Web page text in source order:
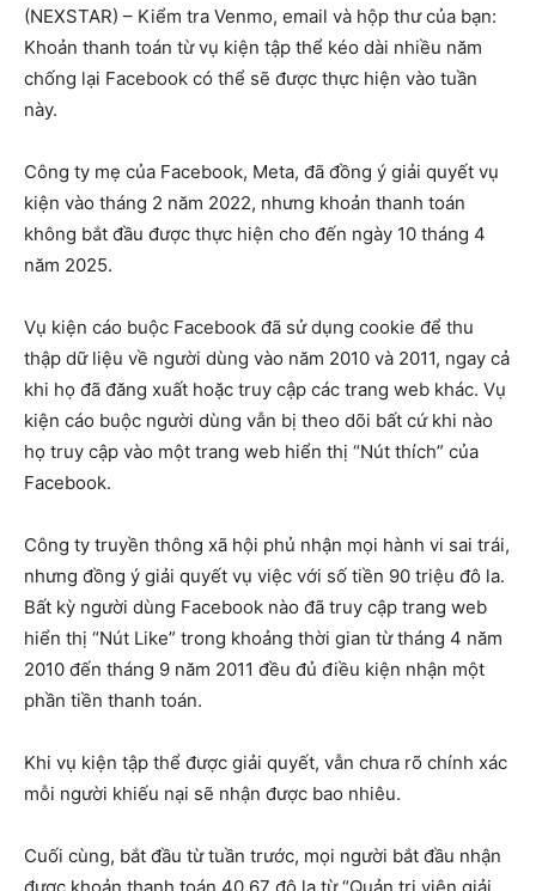
(NEXSTAR) – Kiểm tra Venmo, email và hộp thư của bạn:
Khoản thanh toán từ vụ kiện tập thể kéo dài nhiều năm
chống lại Facebook có thể sẽ được thực hiện vào tuần
này.
Công ty mẹ của Facebook, Meta, đã đồng ý giải quyết vụ
kiện vào tháng 2 năm 2022, nhưng khoản thanh toán
không bắt đầu được thực hiện cho đến ngày 10 tháng 4
năm 2025.
Vụ kiện cáo buộc Facebook đã sử dụng cookie để thu
thập dữ liệu về người dùng vào năm 2010 và 2011, ngay cả
khi họ đã đăng xuất hoặc truy cập các trang web khác. Vụ
kiện cáo buộc người dùng vẫn bị theo dõi bất cứ khi nào
họ truy cập vào một trang web hiển thị “Nút thích” của
Facebook.
Công ty truyền thông xã hội phủ nhận mọi hành vi sai trái,
nhưng đồng ý giải quyết vụ việc với số tiền 90 triệu đô la.
Bất kỳ người dùng Facebook nào đã truy cập trang web
hiển thị “Nút Like” trong khoảng thời gian từ tháng 4 năm
2010 đến tháng 9 năm 2011 đều đủ điều kiện nhận một
phần tiền thanh toán.
Khi vụ kiện tập thể được giải quyết, vẫn chưa rõ chính xác
mỗi người khiếu nại sẽ nhận được bao nhiêu.
Cuối cùng, bắt đầu từ tuần trước, mọi người bắt đầu nhận